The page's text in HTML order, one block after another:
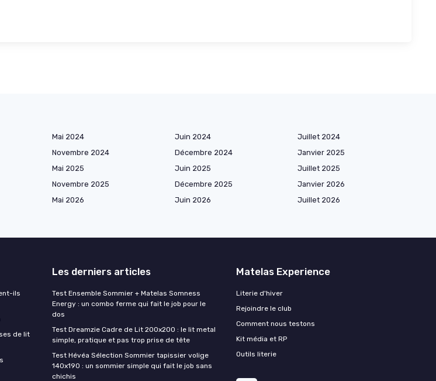
Mai 2024 Juin 2024
Juillet 2024
Novembre 2024 Décembre 2024
Janvier 2025
Mai 2025 Juin 2025
Juillet 2025
Novembre 2025 Décembre 2025
Janvier 2026
Mai 2026 Juin 2026
Juillet 2026
ils
de lit
Les derniers articles
Test Ensemble Sommier + Matelas Somness
Energy : un combo ferme qui fait le job pour le
dos
Test Dreamzie Cadre de Lit 200x200 : le lit metal
simple, pratique et pas trop prise de tête
Test Hévéa Sélection Sommier tapissier volige
140x190 : un sommier simple qui fait le job sans
chichis
Matelas Experience
Literie d'hiver
Rejoindre le club
Comment nous testons
Kit média et RP
Outils literie